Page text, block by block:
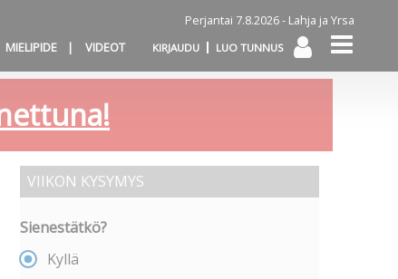
Perjantai 7.8.2026 - Lahja ja Yrsa
MIELIPIDE VIDEOT KIRJAUDU LUO TUNNUS
VIIKON KYSYMYS
Sienestätkö?
Kyllä